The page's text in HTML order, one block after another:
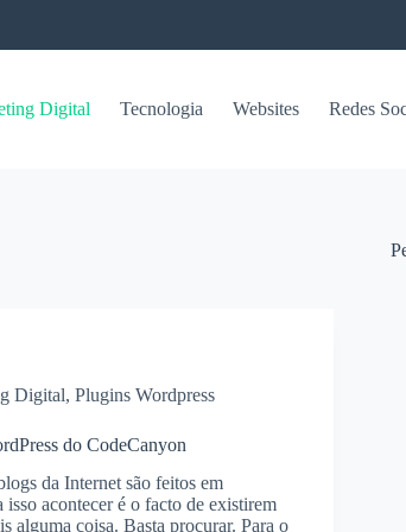
Digital Tecnologia Websites Redes
Digital, Plugins Wordpress
do CodeCanyon
da Internet são feitos em
isso acontecer é o facto de existirem
alguma coisa. Basta procurar. Para o